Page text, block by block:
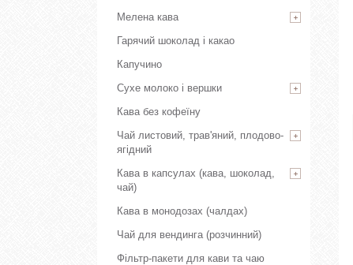
Мелена кава
Гарячий шоколад і какао
Капучино
Сухе молоко і вершки
Кава без кофеїну
Чай листовий, трав'яний, плодово-
ягідний
Кава в капсулах (кава, шоколад,
чай)
Кава в монодозах (чалдах)
Чай для вендинга (розчинний)
Фільтр-пакети для кави та чаю